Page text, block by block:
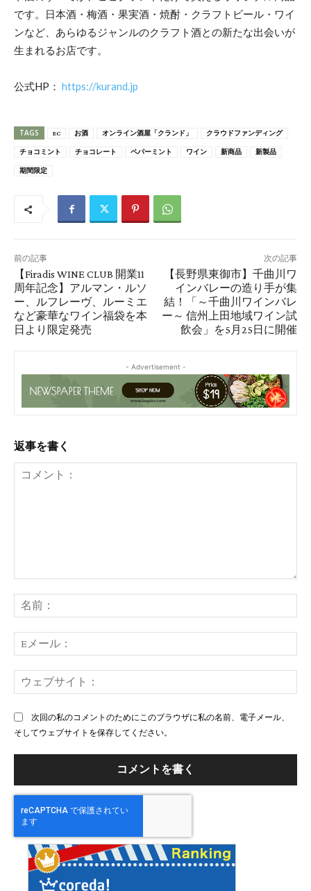
です。日本酒・梅酒・果実酒・焼酎・クラフトビール・ワイ
ンなど、あらゆるジャンルのクラフト酒との新たな出会いが
生まれるお店です。
公式HP： https://kurand.jp
TAGS EC お酒 オンライン酒屋「クランド」 クラウドファンディング
チョコミント チョコレート ペパーミント ワイン 新商品 新製品
期間限定
前の記事
【Firadis WINE CLUB 開業11
周年記念】アルマン・ルソ
ー、ルフレーヴ、ルーミエ
など豪華なワイン福袋を本
日より限定発売
次の記事
【長野県東御市】千曲川ワ
インバレーの造り手が集
結！「～千曲川ワインバレ
ー～ 信州上田地域ワイン試
飲会」を5月25日に開催
- Advertisement -
返事を書く
ン
ト：
前
メ
ー
ェ
次回の私のコメントのためにこのブラウザに私の名前、電子メール、
そしてウェブサイトを保存してください。